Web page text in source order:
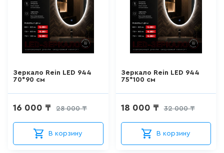
товаров
НАПОЛЬНЫЕ
ОТДЕЛЬНОСТОЯЩИЕ
66 товаров
НАПОЛЬНЫЕ ПРИСТАВНЫЕ
УНИТАЗЫ
товаров
Зеркало Rein LED 944
70*90 см
28 000 ₸
16 000 ₸
В корзину
Зеркало Rein LED 944
75*100 см
32 000 ₸
18 000 ₸
В корзину